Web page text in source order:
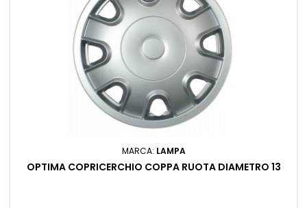
MARCA: LAMPA
OPTIMA COPRICERCHIO COPPA RUOTA DIAMETRO 13